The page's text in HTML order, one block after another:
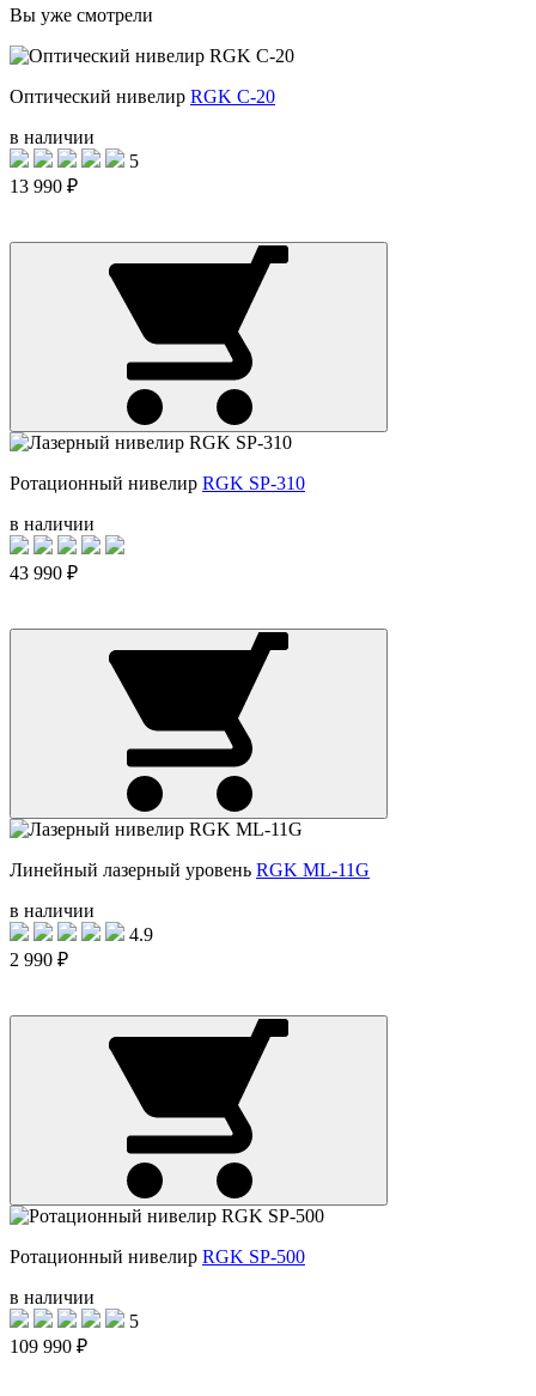
Вы уже смотрели
Оптический нивелир RGK C-20
в наличии
5
13 990 ₽
Ротационный нивелир RGK SP-310
в наличии
43 990 ₽
Линейный лазерный уровень RGK ML-11G
в наличии
4.9
2 990 ₽
Ротационный нивелир RGK SP-500
в наличии
5
109 990 ₽